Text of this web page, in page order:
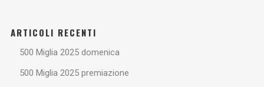
ARTICOLI RECENTI
500 Miglia 2025 domenica
500 Miglia 2025 premiazione